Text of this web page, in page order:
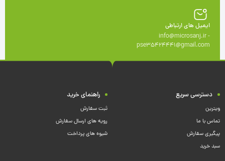
ایمیل های ارتباطی
info@microsanj.ir -
pse35424441@gmail.com
دسترسی سریع
ویترین
تماس با ما
پیگیری سفارش
سبد خرید
راهنمای خرید
ثبت سفارش
رویه های ارسال سفارش
شیوه های پرداخت